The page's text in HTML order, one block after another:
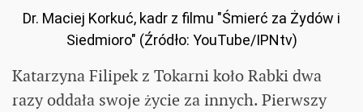
Dr. Maciej Korkuć, kadr z filmu "Śmierć za Żydów i
Siedmioro" (Źródło: YouTube/IPNtv)
Katarzyna Filipek z Tokarni koło Rabki dwa
razy oddała swoje życie za innych. Pierwszy